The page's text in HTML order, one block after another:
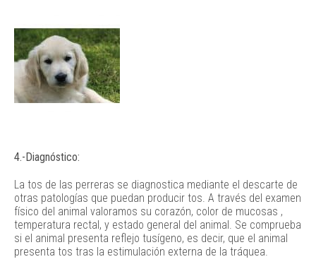
4.-Diagnóstico:
La tos de las perreras se diagnostica mediante el descarte de
otras patologías que puedan producir tos. A través del examen
físico del animal valoramos su corazón, color de mucosas ,
temperatura rectal, y estado general del animal. Se comprueba
si el animal presenta reflejo tusígeno, es decir, que el animal
presenta tos tras la estimulación externa de la tráquea.